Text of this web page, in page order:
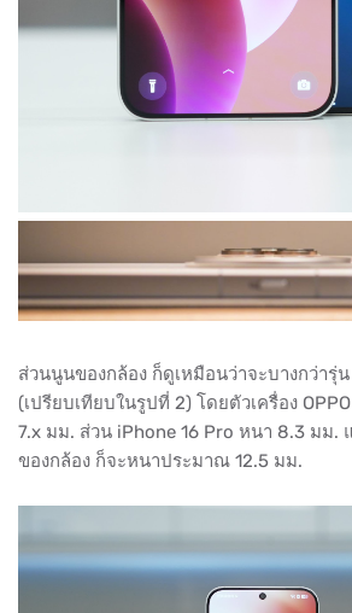
ส่วนนูนของกล้อง ก็ดูเหมือนว่าจะบางกว่ารุ่
(เปรียบเทียบในรูปที่ 2) โดยตัวเครื่อง
7.x มม. ส่วน iPhone 16 Pro หนา 8.3 มม.
ของกล้อง ก็จะหนาประมาณ 12.5 มม.